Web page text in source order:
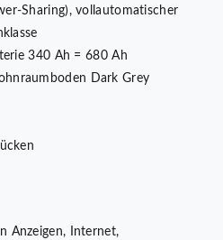
Sharing), vollautomatischer
340 Ah = 680 Ah
Dark Grey
Anzeigen, Internet,